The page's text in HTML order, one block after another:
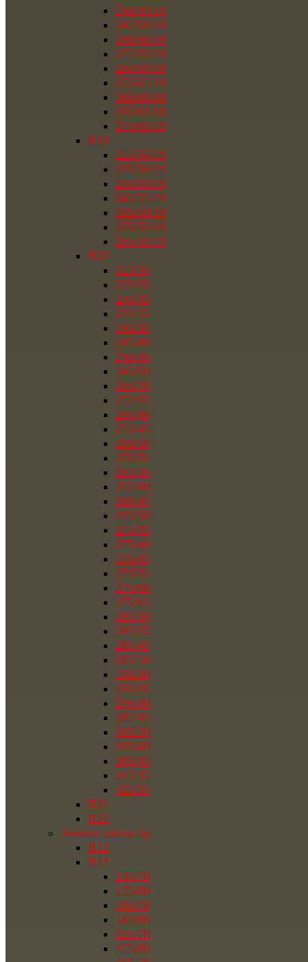
245/45/18
245/50/18
245/60/18
255/55/18
255/60/18
255/65/18
265/60/18
265/65/18
275/60/18
R19
225/55/19
235/50/19
235/55/19
245/55/19
255/50/19
255/55/19
265/50/19
R20
225/50
225/55
235/35
235/55
245/35
245/40
245/45
245/50
255/30
255/35
255/40
255/45
255/50
255/55
265/35
265/40
265/45
265/50
275/35
275/40
275/45
275/55
275/60
275/65
285/30
285/35
285/45
285/50
295/30
295/35
295/40
295/45
305/30
305/40
305/45
315/35
325/35
R21
R22
Зимние шины бу
R12
R13
135/70
135/80
145/70
145/80
155/70
155/80